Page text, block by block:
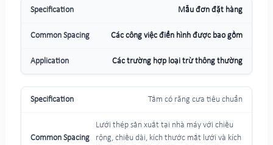
Mẫu đơn đặt hàng
Các công việc điển hình được bao gồm
Các trường hợp loại trừ thông thường
Tấm có răng cưa tiêu chuẩn
Lưới thép sản xuất tại nhà máy với chiều
rộng, chiều dài, kích thước mắt lưới và kích